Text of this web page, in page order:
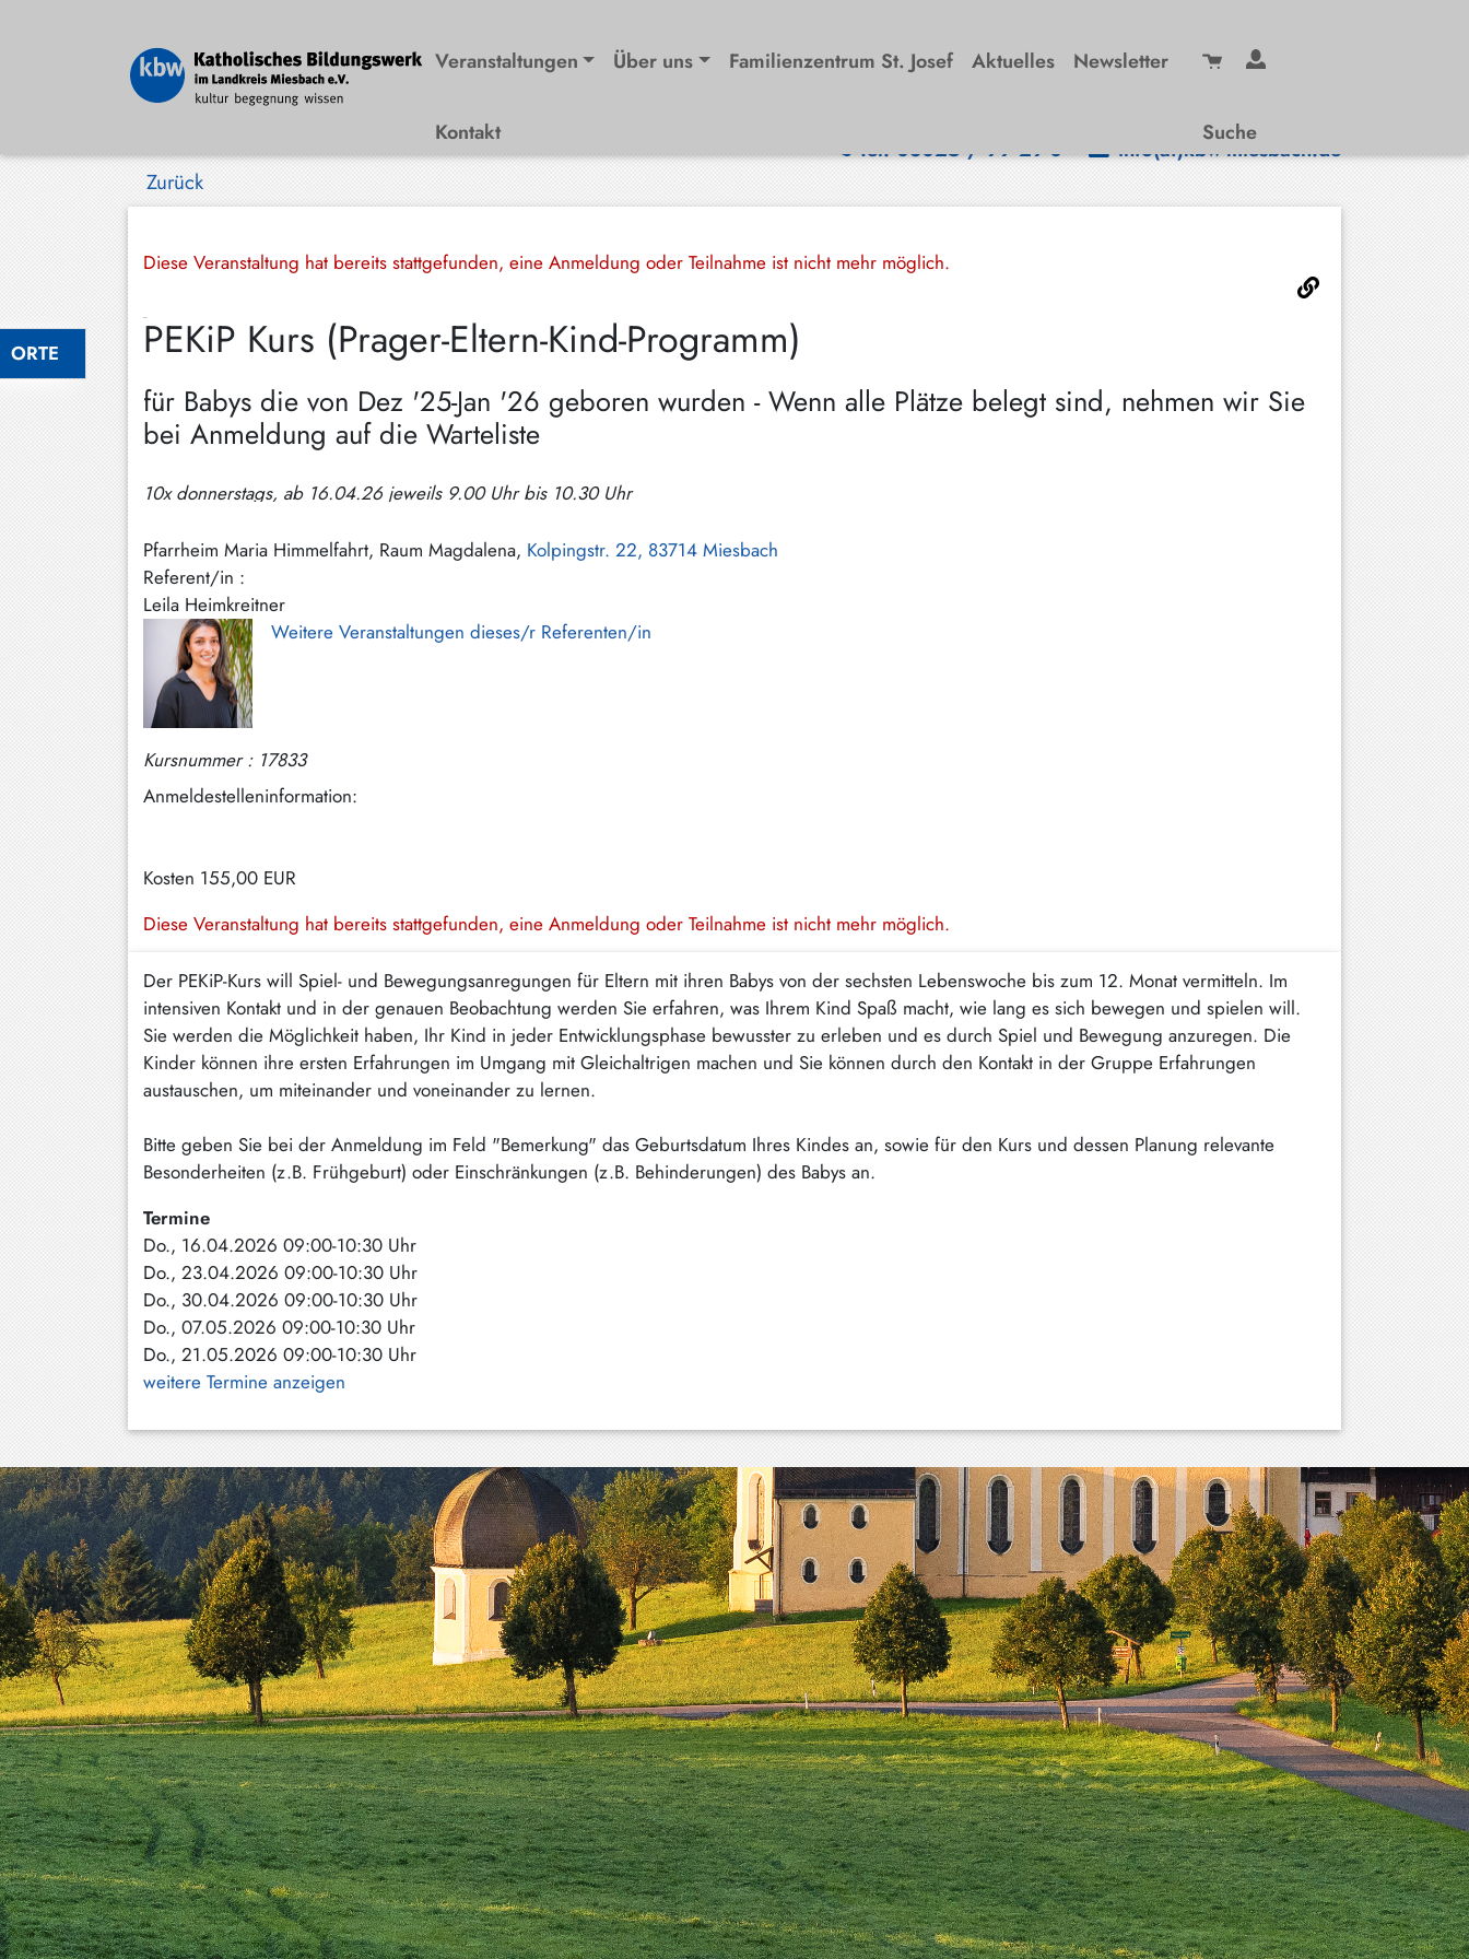
ORTE
Veranstaltungen Über uns Familienzentrum St. Josef Aktuelles Newsletter
Kontakt Suche
Tel. 08025 / 99 29-0
info(at)kbw-miesbach.de
Zurück
Diese Veranstaltung hat bereits stattgefunden, eine Anmeldung oder Teilnahme ist nicht mehr möglich.
PEKiP Kurs (Prager-Eltern-Kind-Programm)
für Babys die von Dez '25-Jan '26 geboren wurden - Wenn alle Plätze belegt sind, nehmen wir Sie
bei Anmeldung auf die Warteliste
10x donnerstags, ab 16.04.26 jeweils 9.00 Uhr bis 10.30 Uhr
Pfarrheim Maria Himmelfahrt, Raum Magdalena, Kolpingstr. 22, 83714 Miesbach
Referent/in :
Leila Heimkreitner
Weitere Veranstaltungen dieses/r Referenten/in
Kursnummer : 17833
Anmeldestelleninformation:
Kosten 155,00 EUR
Diese Veranstaltung hat bereits stattgefunden, eine Anmeldung oder Teilnahme ist nicht mehr möglich.
Der PEKiP-Kurs will Spiel- und Bewegungsanregungen für Eltern mit ihren Babys von der sechsten Lebenswoche bis zum 12. Monat vermitteln. Im
intensiven Kontakt und in der genauen Beobachtung werden Sie erfahren, was Ihrem Kind Spaß macht, wie lang es sich bewegen und spielen will.
Sie werden die Möglichkeit haben, Ihr Kind in jeder Entwicklungsphase bewusster zu erleben und es durch Spiel und Bewegung anzuregen. Die
Kinder können ihre ersten Erfahrungen im Umgang mit Gleichaltrigen machen und Sie können durch den Kontakt in der Gruppe Erfahrungen
austauschen, um miteinander und voneinander zu lernen.
Bitte geben Sie bei der Anmeldung im Feld "Bemerkung" das Geburtsdatum Ihres Kindes an, sowie für den Kurs und dessen Planung relevante
Besonderheiten (z.B. Frühgeburt) oder Einschränkungen (z.B. Behinderungen) des Babys an.
Termine
Do., 16.04.2026 09:00-10:30 Uhr
Do., 23.04.2026 09:00-10:30 Uhr
Do., 30.04.2026 09:00-10:30 Uhr
Do., 07.05.2026 09:00-10:30 Uhr
Do., 21.05.2026 09:00-10:30 Uhr
weitere Termine anzeigen
Wiessee
Bayrischzell
Darching
Elbach
Gmund
Großhartpenning
Hausham
Holzkirchen
Hundham
Irschenberg
Kreuth
Leitzachtal
Miesbach
Neuhaus
Niklasreuth
Otterfing
Rottach-
Egern
Schaftlach
/
Waakirchen
Schliersee
Tegernsee
Warngau
/
Wall
Weyarn